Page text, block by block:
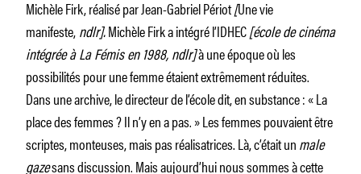
Michèle Firk, réalisé par Jean-Gabriel Périot[Une vie
manifeste,ndlr].Michèle Firk a intégré l’IDHEC[école de cinéma
intégrée à La Fémis en 1988, ndlr]à une époque où les
possibilités pour une femme étaient extrêmement réduites.
Dans une archive, le directeur de l’école dit, en substance : « La
place des femmes ? Il n’y en a pas. » Les femmes pouvaient être
scriptes, monteuses, mais pas réalisatrices. Là, c’était unmale
gazesans discussion. Mais aujourd’hui nous sommes à cette